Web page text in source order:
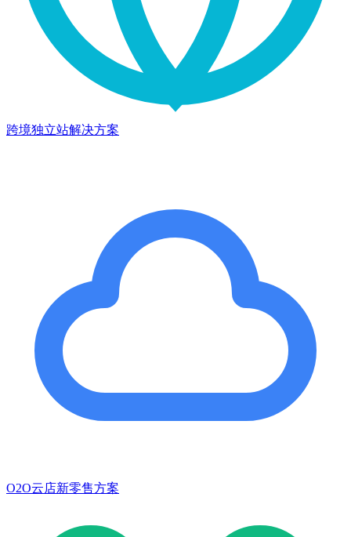
跨境独立站解决方案
O2O云店新零售方案